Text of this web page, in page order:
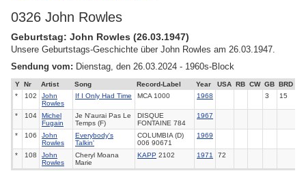
0326 John Rowles
Geburtstag: John Rowles (26.03.1947)
Unsere Geburtstags-Geschichte über John Rowles am 26.03.1947.
Sendung vom: Dienstag, den 26.03.2024 - 1960s-Block
Y Nr Artist Song Record-Label Year USA RB CW GB
BRD
*
102
John
Rowles
If I Only Had Time MCA 1000 1968 3 15
* 104
Michel
Fugain
Je N'aurai Pas Le
Temps (F)
DISQUE
FONTAINE 784
1967
* 106
John
Rowles
Everybody's
Talkin'
COLUMBIA (D)
006 90671
1969
* 108
John
Rowles
Cheryl Moana
Marie
KAPP 2102 1971 72